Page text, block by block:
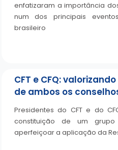
enfatizaram a importância
num dos principais
brasileiro
CFT e CFQ:
de ambos os
Presidentes do CFT e do
constituição de um
aperfeiçoar a aplicação da